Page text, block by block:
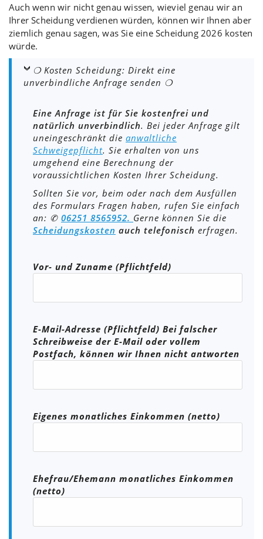
Auch wenn wir nicht genau wissen, wieviel genau wir an
Ihrer Scheidung verdienen würden, können wir Ihnen aber
ziemlich genau sagen, was Sie eine Scheidung 2026 kosten
würde.
❍ Kosten Scheidung: Direkt eine
unverbindliche Anfrage senden ❍
Eine Anfrage ist für Sie kostenfrei und
natürlich unverbindlich. Bei jeder Anfrage gilt
uneingeschränkt die anwaltliche
Schweigepflicht. Sie erhalten von uns
umgehend eine Berechnung der
voraussichtlichen Kosten Ihrer Scheidung.
Sollten Sie vor, beim oder nach dem Ausfüllen
des Formulars Fragen haben, rufen Sie einfach
an: ✆ 06251 8565952. Gerne können Sie die
Scheidungskosten auch telefonisch erfragen.
Vor- und Zuname (Pflichtfeld)
E-Mail-Adresse (Pflichtfeld) Bei falscher
Schreibweise der E-Mail oder vollem
Postfach, können wir Ihnen nicht antworten
Eigenes monatliches Einkommen (netto)
Ehefrau/Ehemann monatliches Einkommen
(netto)